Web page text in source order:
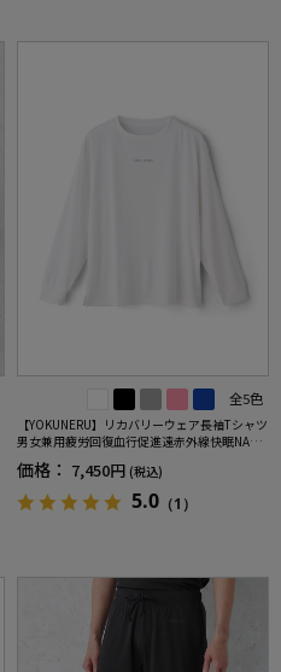
全5色
【YOKUNERU】リカバリーウェア長袖Tシャツ
男女兼用疲労回復血行促進遠赤外線快眠NANO
MIX(R)【一般医療機器】SS～LLサイズ
価格： 7,450円 (税込)
5.0 （1）